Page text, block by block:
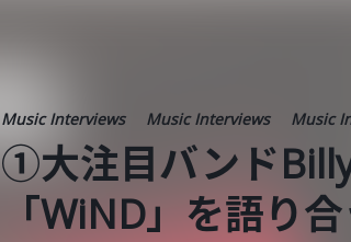
Music Interviews Music Interviews Music
①大注目バンド
「WiND」を語り